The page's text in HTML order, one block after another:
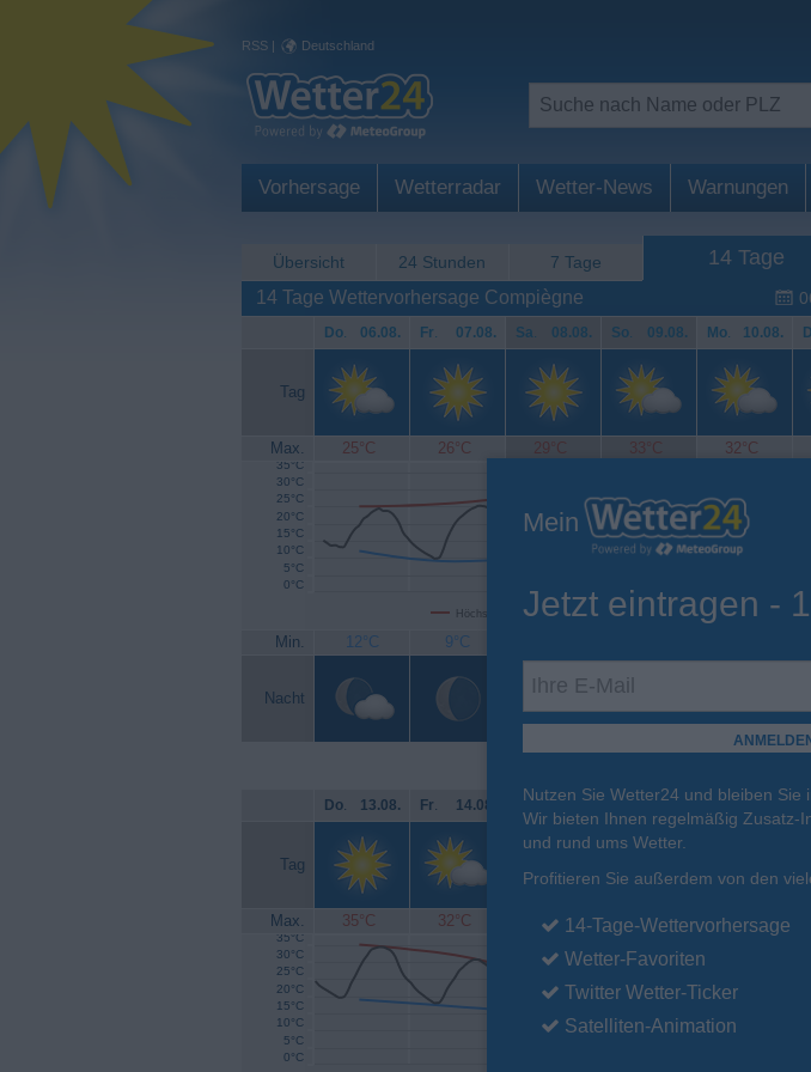
RSS | Deutschland
Vorhersage Wetterradar Wetter-News Warnungen
Übersicht 24 Stunden 7 Tage 14 Tage
14 Tage Wettervorhersage Compiègne
Do. 06.08. Fr. 07.08. Sa. 08.08. So. 09.08. Mo. 10.08.
Tag
Max. 25°C 26°C 29°C 33°C 32°C
Höchsttemperatur Tiefsttemperatur Aktuelle Temperatur
0°C
5°C
10°C
15°C
20°C
25°C
30°C
35°C
Min. 12°C 9°C
Nacht
Do. 13.08. Fr. 14.08. Sa. 15.08. So. 16.08. Mo . 17.08.
Tag
Max. 35°C 32°C 27°C 27°C 26°C
0°C
5°C
10°C
15°C
20°C
25°C
30°C
35°C
Mein
Jetzt eintragen -
Nutzen Sie Wetter24 und bleiben Sie
Wir bieten Ihnen regelmäßig Zusatz-
und rund ums Wetter.
Profitieren Sie außerdem von den
14-Tage-Wettervorhersage
Wetter-Favoriten
Twitter Wetter-Ticker
Satelliten-Animation